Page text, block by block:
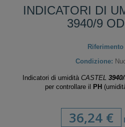
INDICATORI DI
3940/9
Riferimento
Condizione:
Indicatori di umidità CASTEL
per controllare il
PH
36,24 €